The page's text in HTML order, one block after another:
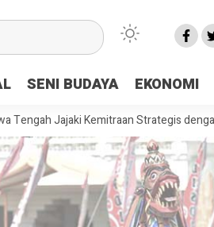
SENI BUDAYA EKONOMI
Kemitraan Strategis dengan Otorita